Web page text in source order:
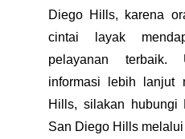
Diego Hills, karena
cintai layak
pelayanan terbaik.
informasi lebih lanjut
Hills, silakan hubungi
San Diego Hills